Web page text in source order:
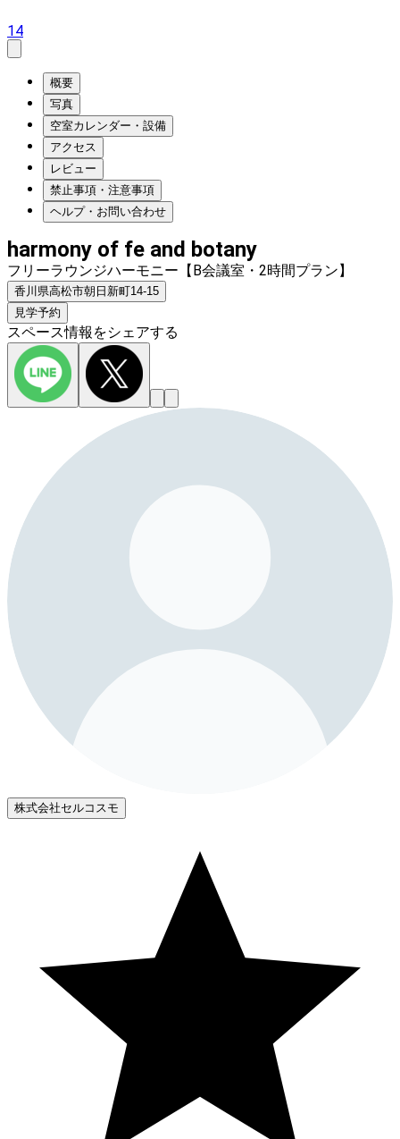
14
概要
写真
空室カレンダー・設備
アクセス
レビュー
禁止事項・注意事項
ヘルプ・お問い合わせ
harmony of fe and botany
フリーラウンジハーモニー【B会議室・2時間プラン】
香川県高松市朝日新町14-15
見学予約
スペース情報をシェアする
株式会社セルコスモ